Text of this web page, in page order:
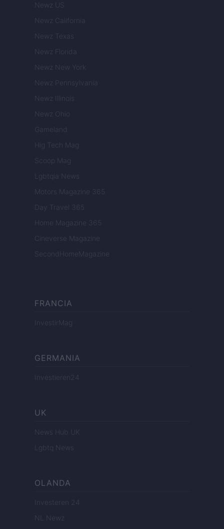
Newz US
Newz California
Newz Texas
Newz Florida
Newz New York
Newz Pennsylvania
Newz Illinois
Newz Ohio
Gameland
Hig Tech Mag
Scoop Mag
Lgbtqia News
Motors Magazine 365
Day Travel 365
Home Magazine 365
Cineverse Magazine
SecondHomeMagazine
FRANCIA
InvestirMag
GERMANIA
Investieren24
UK
News Hub UK
Lgbtq News
OLANDA
Investeren 24
NL Newz